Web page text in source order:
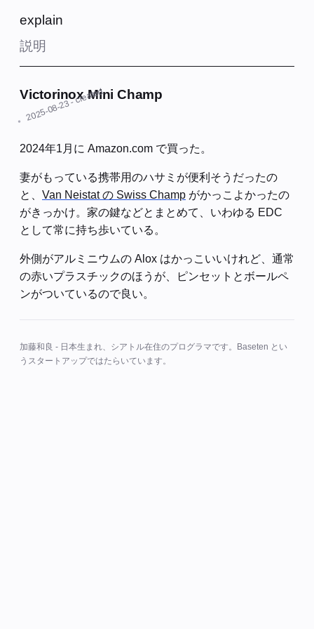
explain
説明
Victorinox Mini Champ
2025-08-23
- created
2024年1月に Amazon.com で買った。
妻がもっている携帯用のハサミが便利そうだったの
と、 Van Neistat の Swiss Champ がかっこよかったの
がきっかけ。家の鍵などとまとめて、いわゆる EDC
として常に持ち歩いている。
外側がアルミニウムの Alox はかっこいいけれど、通常
の赤いプラスチックのほうが、ピンセットとボールペ
ンがついているので良い。
加藤和良 - 日本生まれ、シアトル在住のプログラマです。Baseten とい
うスタートアップではたらいています。